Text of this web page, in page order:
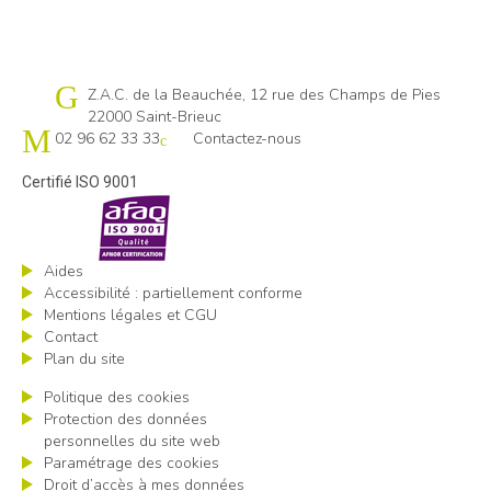
Cap emploi 22
Z.A.C. de la Beauchée, 12 rue des Champs de Pies
22000 Saint-Brieuc
02 96 62 33 33
Contactez-nous
Certifié ISO 9001
Aides
Accessibilité : partiellement conforme
Mentions légales et CGU
Contact
Plan du site
Politique des cookies
Protection des données
personnelles du site web
Paramétrage des cookies
Droit d’accès à mes données